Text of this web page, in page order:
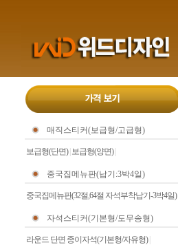
매직스티커(보급형/고급형)
보급형(단면)| 보급형(양면)|
중국집메뉴판(납기:3박4일)
중국집메뉴판(32절,64절 자석부착납기-3박4일)|
자석스티커(기본형/도무송형)
라운드 단면 종이자석(기본형/자유형)|